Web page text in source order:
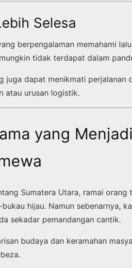
Selesa
berpengalaman memahami
tidak terdapat dalam
juga dapat menikmati perjalanan
atau urusan logistik.
yang
Sumatera Utara, ramai orang
hijau. Namun sebenarnya,
sekadar pemandangan cantik.
budaya dan keramahan